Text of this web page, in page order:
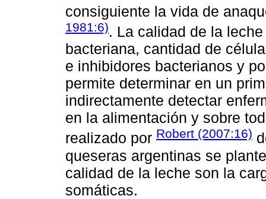
consiguiente la vida de
1981:6). La calidad de la
bacteriana, cantidad de
e inhibidores bacterianos y
permite determinar en un
indirectamente detectar
en la alimentación y sobre
realizado por Robert (2007:16)
queseras argentinas se
calidad de la leche son la
somáticas.